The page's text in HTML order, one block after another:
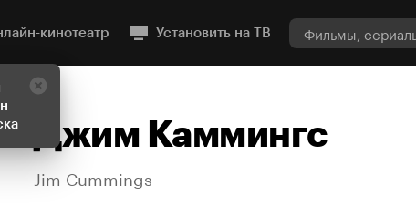
кинотеатр Установить на ТВ
Джим Каммингс
Jim Cummings